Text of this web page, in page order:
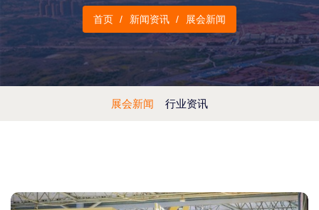
首页 新闻资讯 展会新闻
展会新闻 行业资讯